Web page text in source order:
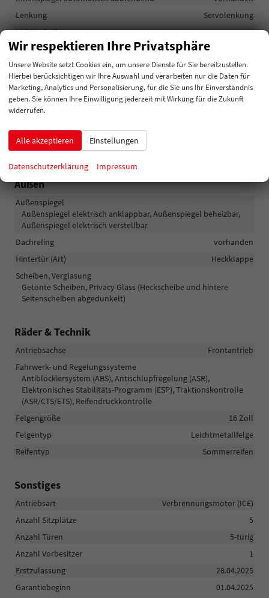
Lenkung
Servolenkung
Lichttechnik
Lichtsensor, Nebelscheinwerfer mit Kurvenlicht, LED-
Rückleuchten, LED-Scheinwerfer, LED-Tagfahrlicht, Voll-LED
Scheinwerfer
Pannenhilfe
Pannenkit
Start/Stop-Automatik
vorhanden
Zentralverriegelung, Zentralverriegelung mit
Funkfernbedienung, Schlüssellose Zentralverriegelung (Keyless
Go)
Außen
Außenspiegel
Außenspiegel elektrisch anklappbar, Außenspiegel beheizbar,
Außenspiegel elektrisch verstellbar
Dachreling
vorhanden
Hintertür (Art)
Heckklappe
Scheiben, Verglasung
Getönte Scheiben, Privacy Glass (Heckscheibe und hintere
Seitenscheiben abgedunkelt)
Räder & Technik
Antriebsachse
Frontantrieb
Fahrwerk- und Regelungssysteme
Antiblockiersystem (ABS), Antischlupfregelung (ASR),
Elektronisches Stabilitäts-Programm (ESP), Traktionskontrolle
(ASR/CTS/ETS), Reifendruckkontrolle
Felgengröße
16 Zoll
Felgentyp
Leichtmetallfelge
Reifentyp
Sommerreifen
Sonstiges
Antriebsart
Verbrennungsmotor (ICE)
Anzahl Sitzplätze
5
Anzahl Türen
5-türig
Anzahl Vorbesitzer
1
Erstzulassung
28.04.2025
Garantiebeginn
01.04.2025
Wir respektieren Ihre Privatsphäre
Unsere Website setzt Cookies ein, um unsere Dienste für Sie bereitzustellen.
Hierbei berücksichtigen wir Ihre Auswahl und verarbeiten nur die Daten für
Marketing, Analytics und Personalisierung, für die Sie uns Ihr Einverständnis
geben. Sie können Ihre Einwilligung jederzeit mit Wirkung für die Zukunft
widerrufen.
Alle akzeptieren Einstellungen
Datenschutzerklärung Impressum